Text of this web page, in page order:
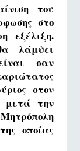
του
στο
εξέλιξη.
λάμψει
σαν
στον
μετά την
οποίας